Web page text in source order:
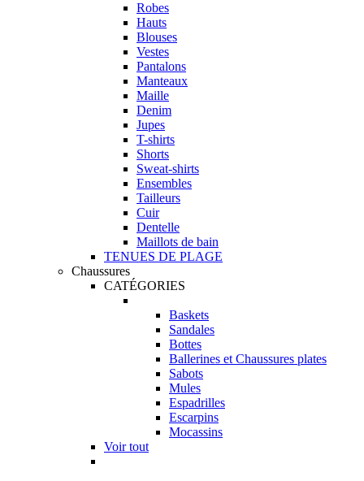
Robes
Hauts
Blouses
Vestes
Pantalons
Manteaux
Maille
Denim
Jupes
T-shirts
Shorts
Sweat-shirts
Ensembles
Tailleurs
Cuir
Dentelle
Maillots de bain
TENUES DE PLAGE
Chaussures
CATÉGORIES
Baskets
Sandales
Bottes
Ballerines et Chaussures plates
Sabots
Mules
Espadrilles
Escarpins
Mocassins
Voir tout